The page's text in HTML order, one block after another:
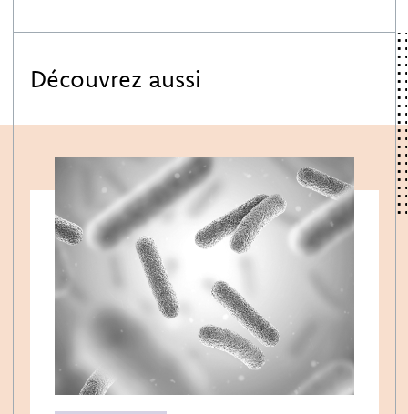
Découvrez aussi